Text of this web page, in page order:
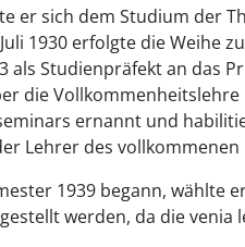
er sich dem Studium der
1930 erfolgte die Weihe
als Studienpräfekt an das
die
ernannt und
Lehrer des vollkommenen
1939 begann, wählte
werden, da die